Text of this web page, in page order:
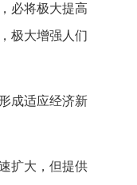
必将极大提高
极大增强人们
成适应经济新
扩大，但提供